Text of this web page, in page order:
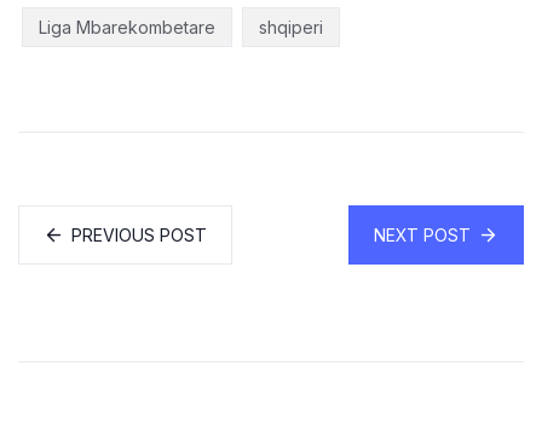
Liga Mbarekombetare shqiperi
PREVIOUS POST NEXT POST